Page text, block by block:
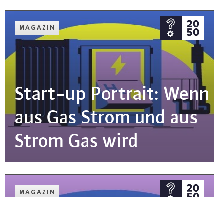
MAGAZIN
Start-up Portrait: Wenn
aus Gas Strom und aus
Strom Gas wird
MAGAZIN